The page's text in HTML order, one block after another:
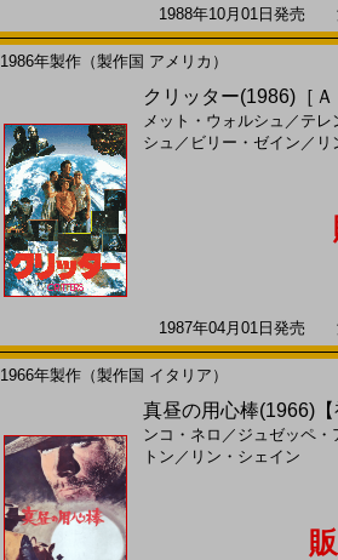
1988年10月01日発売
1986年製作（製作国 アメリカ）
クリッター(1986)［
メット・ウォルシュ ／ テレ
シュ ／ ビリー・ゼイン ／ リ
1987年04月01日発売
1966年製作（製作国 イタリア）
真昼の用心棒(1966)
ンコ・ネロ ／ ジュゼッペ・
トン ／ リン・シェイン